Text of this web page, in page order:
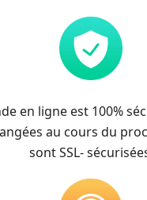
en ligne est 100%
au cours du
sont SSL-